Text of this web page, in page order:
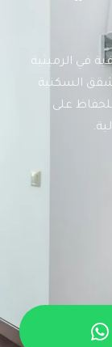
في الرميثية
السكنية
على